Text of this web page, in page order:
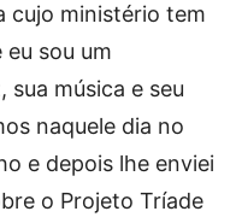
cujo ministério tem
sou um
sua música e seu
naquele dia no
e depois lhe enviei
o Projeto Tríade